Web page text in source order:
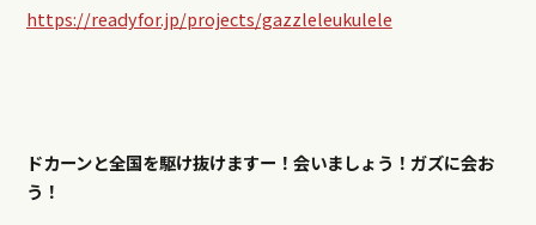
https://readyfor.jp/projects/gazzleleukulele
ドカーンと全国を駆け抜けますー！会いましょう！ガズに会お
う！